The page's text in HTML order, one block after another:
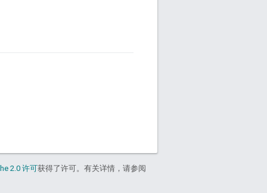
2.0 许可获得了许可。有关详情，请参阅